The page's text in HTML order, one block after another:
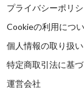
プライバシーポリ
Cookieの利用につ
個人情報の取り扱
特定商取引法に基
運営会社